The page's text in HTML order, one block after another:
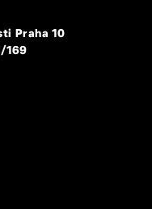
Praha 10
169